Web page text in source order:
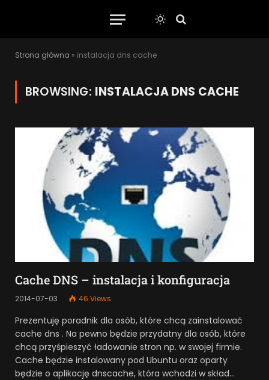
Strona główna » instalacja dns cache
BROWSING: INSTALACJA DNS CACHE
Cache DNS – instalacja i konfiguracja
2014-07-03 46 Views
Prezentuję poradnik dla osób, które chcą zainstalować
cache dns . Na pewno będzie przydatny dla osób, które
chcą przyśpieszyć ładowanie stron np. w swojej firmie.
Cache będzie instalowany pod Ubuntu oraz oparty
będzie o aplikację dnscache, która wchodzi w skład…